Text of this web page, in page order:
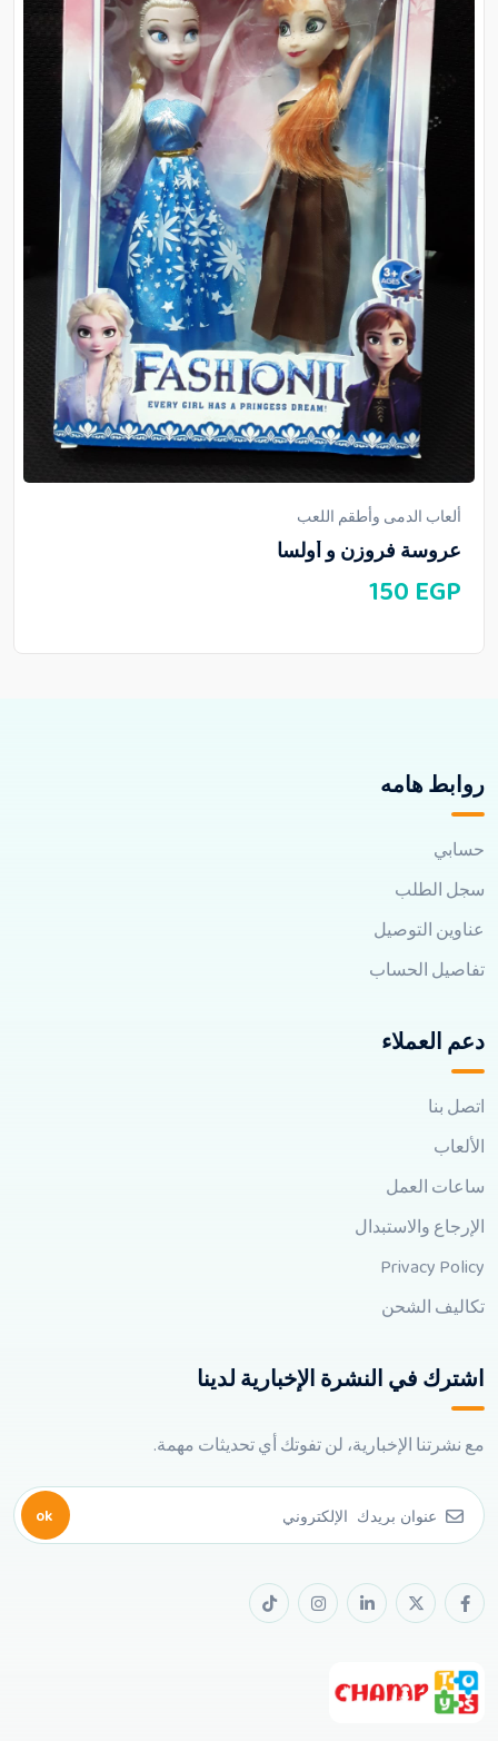
ألعاب الدمى وأطقم اللعب
عروسة فروزن و أولسا
150 EGP
روابط هامه
حسابي
سجل الطلب
عناوين التوصيل
تفاصيل الحساب
دعم العملاء
اتصل بنا
الألعاب
ساعات العمل
الإرجاع والاستبدال
Privacy Policy
تكاليف الشحن
اشترك في النشرة الإخبارية لدينا
مع نشرتنا الإخبارية، لن تفوتك أي تحديثات مهمة.
ok